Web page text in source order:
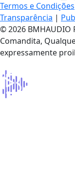
Termos e Condições
Transparência |
© 2026
Comandita,
expressamente